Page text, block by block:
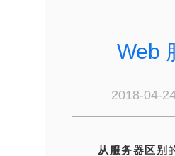
Web
2018-04-
从服务器区别